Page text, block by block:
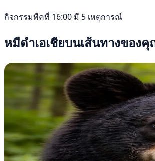
กิจกรรมพีคที่ 16:00 มี 5 เหตุการณ์
หมีดำเอเชียบนเส้นทางของ